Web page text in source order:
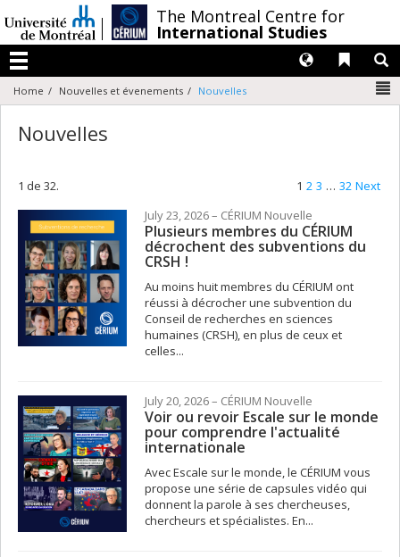
au
contenu
The Montreal Centre for
International Studies
Menu
Liens
Langues
Home Nouvelles et évenements Nouvelles
Nouvelles
1 de 32. 1 2 3 … 32 Next
July 23, 2026– CÉRIUM Nouvelle
Plusieurs membres du CÉRIUM
décrochent des subventions du
CRSH !
Au moins huit membres du CÉRIUM ont
réussi à décrocher une subvention du
Conseil de recherches en sciences
humaines (CRSH), en plus de ceux et
celles...
July 20, 2026– CÉRIUM Nouvelle
Voir ou revoir Escale sur le monde
pour comprendre l'actualité
internationale
Avec Escale sur le monde, le CÉRIUM vous
propose une série de capsules vidéo qui
donnent la parole à ses chercheuses,
chercheurs et spécialistes. En...